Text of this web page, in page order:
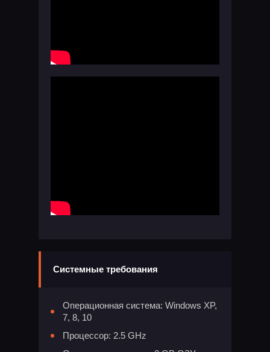
Системные требования
Операционная система: Windows XP,
7, 8, 10
Процессор: 2.5 GHz